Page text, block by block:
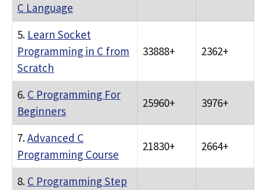
C Language
5. Learn Socket
Programming in C from
Scratch
33888+ 2362+
6. C Programming For
Beginners
25960+ 3976+
7.Advanced C
Programming Course
21830+ 2664+
8. C Programming Step